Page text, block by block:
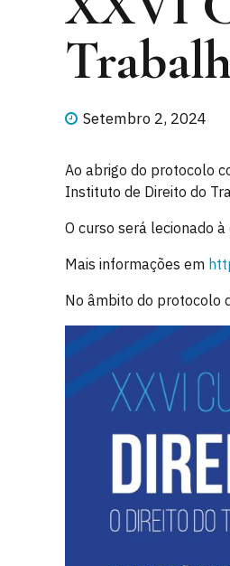
Setembro 2, 2024
Ao abrigo do protocolo
Instituto de Direito do
O curso será lecionado à
Mais informações em
No âmbito do protocolo